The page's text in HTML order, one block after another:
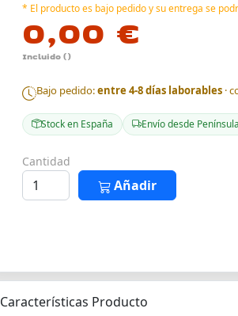
* El producto es bajo pedido y su entrega se
0,00 €
Incluido ()
Bajo pedido:entre 4-8 días laborables ·
Stock en España Envío desde Península
Cantidad
Añadir
Características Producto